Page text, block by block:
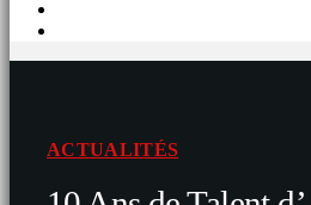
ACTUALITÉS